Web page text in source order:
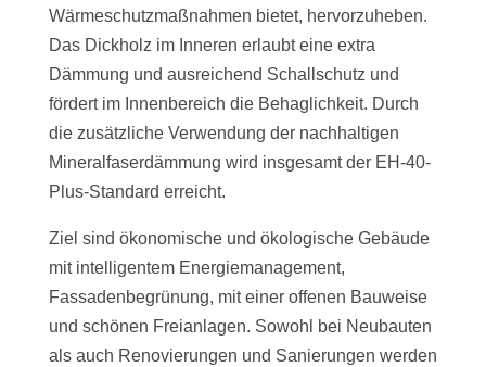
Wärmeschutzmaßnahmen bietet, hervorzuheben.
Das Dickholz im Inneren erlaubt eine extra
Dämmung und ausreichend Schallschutz und
fördert im Innenbereich die Behaglichkeit. Durch
die zusätzliche Verwendung der nachhaltigen
Mineralfaserdämmung wird insgesamt der EH-40-
Plus-Standard erreicht.
Ziel sind ökonomische und ökologische Gebäude
mit intelligentem Energiemanagement,
Fassadenbegrünung, mit einer offenen Bauweise
und schönen Freianlagen. Sowohl bei Neubauten
als auch Renovierungen und Sanierungen werden